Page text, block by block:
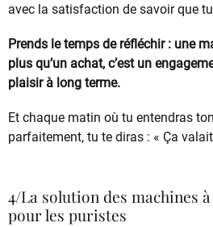
avec la satisfaction de savoir que
Prends le temps de réfléchir : une
plus qu’un achat, c’est un
plaisir à long terme.
Et chaque matin où tu entendras
parfaitement, tu te diras : « Ça
4/La solution des machines
pour les puristes